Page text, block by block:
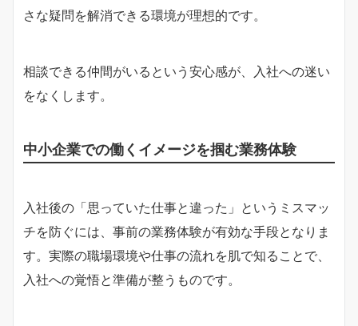
さな疑問を解消できる環境が理想的です。
相談できる仲間がいるという安心感が、入社への迷い
をなくします。
中小企業での働くイメージを掴む業務体験
入社後の「思っていた仕事と違った」というミスマッ
チを防ぐには、事前の業務体験が有効な手段となりま
す。実際の職場環境や仕事の流れを肌で知ることで、
入社への覚悟と準備が整うものです。